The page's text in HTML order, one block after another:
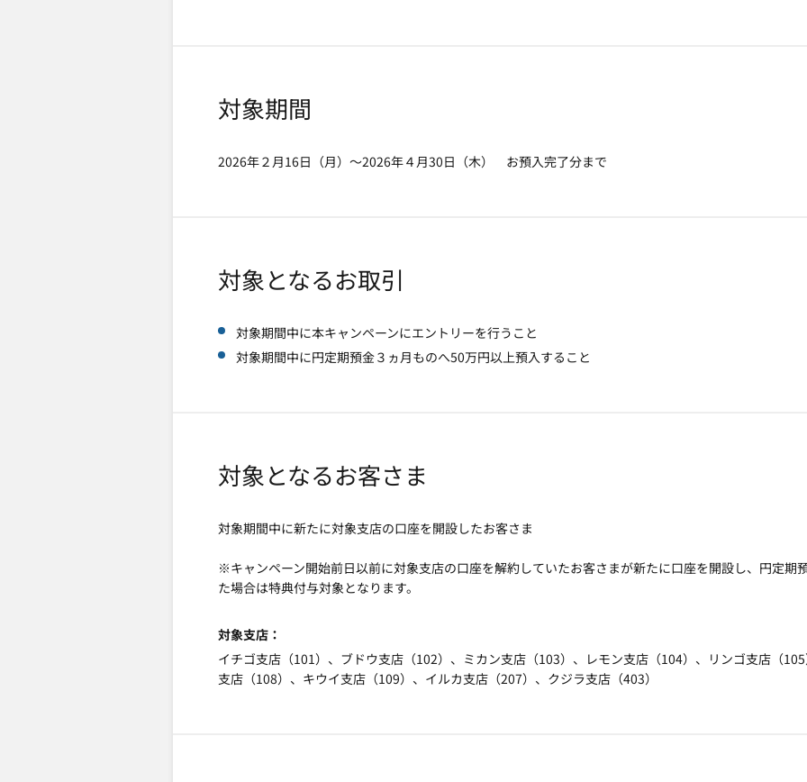
対象期間
2026年２月16日（月）～2026年４月30日（木） お預入完了分まで
対象となるお取引
対象期間中に本キャンペーンにエントリーを行うこと
対象期間中に円定期預金３ヵ月ものへ50万円以上預入すること
対象となるお客さま
対象期間中に新たに対象支店の口座を開設したお客さま
※キャンペーン開始前日以前に対象支店の口座を解約していたお客さまが新たに口座を開設し、円定期
た場合は特典付与対象となります。
対象支店
イチゴ支店（101）、ブドウ支店（102）、ミカン支店（103）、レモン支店（104）、リンゴ支店（
支店（108）、キウイ支店（109）、イルカ支店（207）、クジラ支店（403）